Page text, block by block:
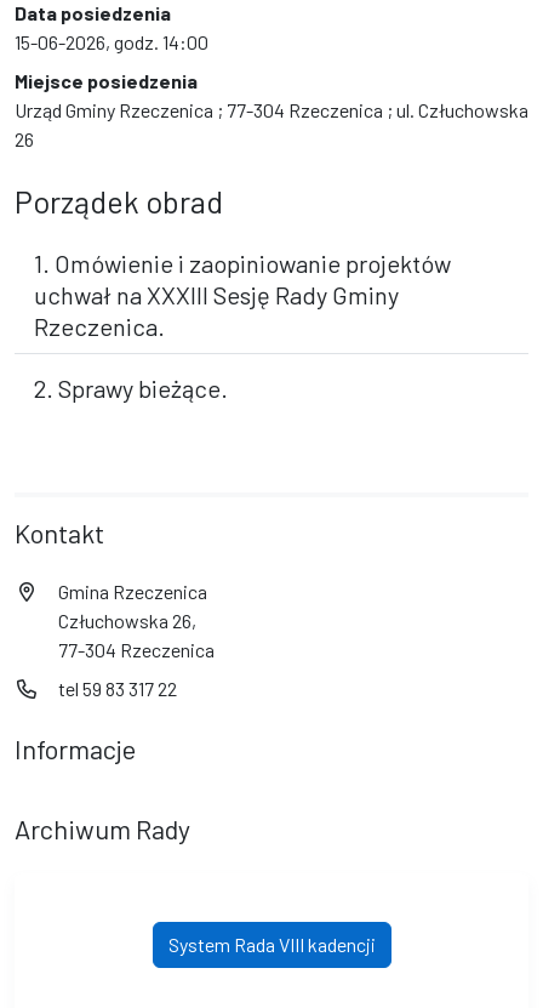
Data posiedzenia
15-06-2026, godz. 14:00
Miejsce posiedzenia
Urząd Gminy Rzeczenica ; 77-304 Rzeczenica ; ul. Człuchowska
26
Porządek obrad
1. Omówienie i zaopiniowanie projektów
uchwał na XXXIII Sesję Rady Gminy
Rzeczenica.
2. Sprawy bieżące.
Kontakt
Gmina Rzeczenica
Człuchowska 26,
77-304 Rzeczenica
tel 59 83 317 22
Informacje
Archiwum Rady
System Rada VIII kadencji